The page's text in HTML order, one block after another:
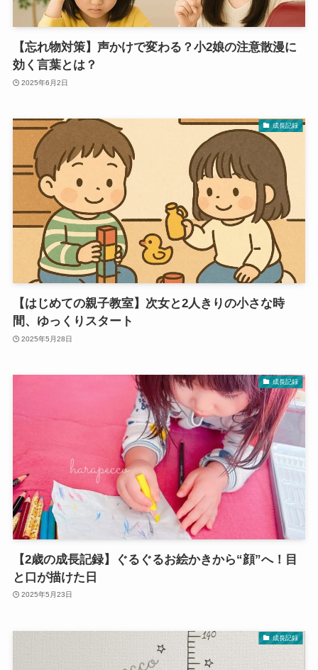
【忘れ物対策】声かけで変わる？小2娘の注意散漫に
効く言葉とは？
2025年6月2日
成長記録
【はじめての親子教室】次女と2人きりの小さな時
間、ゆっくりスタート
2025年5月28日
成長記録
【2歳の成長記録】ぐるぐるお絵かきから“顔”へ！目
と口が描けた日
2025年5月23日
成長記録